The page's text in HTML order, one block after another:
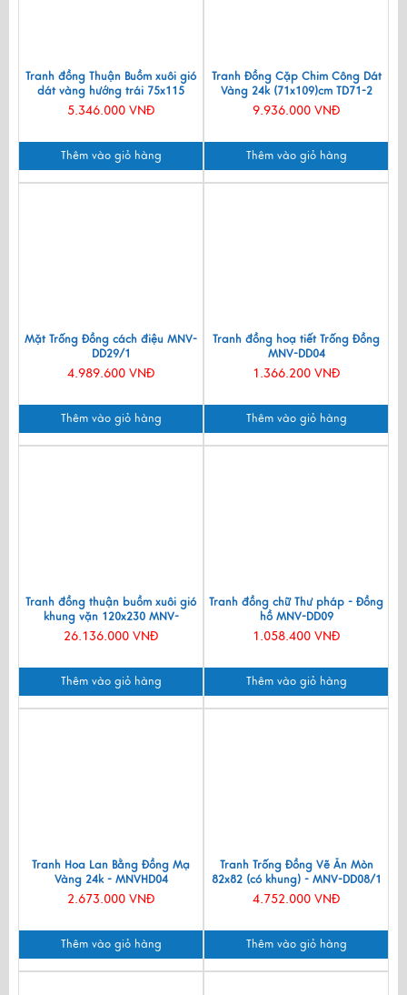
Tranh đồng Thuận Buồm xuôi gió
dát vàng hướng trái 75x115
MNV-DD75115
5.346.000 VNĐ
Thêm vào giỏ hàng
Tranh Đồng Cặp Chim Công Dát
Vàng 24k (71x109)cm TD71-2
9.936.000 VNĐ
Thêm vào giỏ hàng
Mặt Trống Đồng cách điệu MNV-
DD29/1
4.989.600 VNĐ
Thêm vào giỏ hàng
Tranh đồng hoạ tiết Trống Đồng
MNV-DD04
1.366.200 VNĐ
Thêm vào giỏ hàng
Tranh đồng thuận buồm xuôi gió
khung vặn 120x230 MNV-
DD12239.1
26.136.000 VNĐ
Thêm vào giỏ hàng
Tranh đồng chữ Thư pháp - Đồng
hồ MNV-DD09
1.058.400 VNĐ
Thêm vào giỏ hàng
Tranh Hoa Lan Bằng Đồng Mạ
Vàng 24k - MNVHD04
2.673.000 VNĐ
Thêm vào giỏ hàng
Tranh Trống Đồng Vẽ Ăn Mòn
82x82 (có khung) - MNV-DD08/1
4.752.000 VNĐ
Thêm vào giỏ hàng